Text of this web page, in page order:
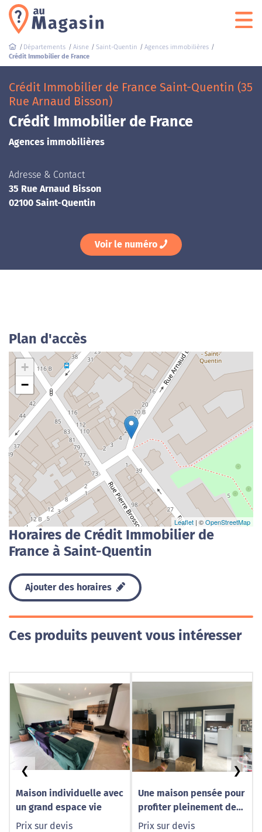
Départements Aisne Saint-Quentin
Agences immobilières
Crédit Immobilier de France
Crédit Immobilier de France Saint-Quentin (35
Rue Arnaud Bisson)
Crédit Immobilier de France
Agences immobilières
Adresse & Contact
35 Rue Arnaud Bisson
02100 Saint-Quentin
Voir le numéro
Plan d'accès
+
−
Leaflet | ©OpenStreetMap
Horaires de Crédit Immobilier de
France à Saint-Quentin
Ajouter des horaires
Ces produits peuvent vous intéresser
Maison individuelle avec
un grand espace vie
Prix sur devis
Une maison pensée pour
profiter pleinement de
ses espaces de vie
Prix sur devis
❮ ❯